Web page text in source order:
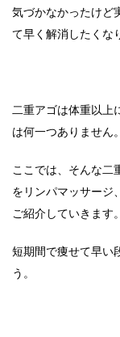
気づかなかったけど
て早く解消したくな
二重アゴは体重以上
は何一つありません。
ここでは、そんな二
をリンパマッサージ
ご紹介していきます。
短期間で痩せて早い
う。